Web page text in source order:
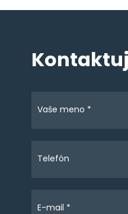
Vaše meno *
Telefón
E-mail *